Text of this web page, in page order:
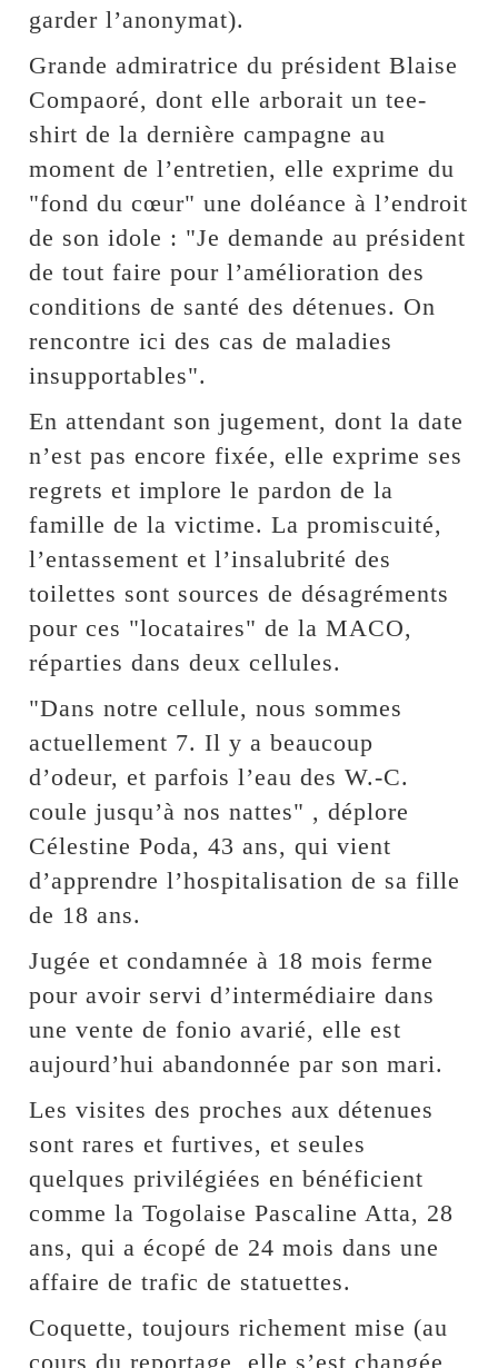
garder l’anonymat).
Grande admiratrice du président Blaise
Compaoré, dont elle arborait un tee-
shirt de la dernière campagne au
moment de l’entretien, elle exprime du
"fond du cœur" une doléance à l’endroit
de son idole : "Je demande au président
de tout faire pour l’amélioration des
conditions de santé des détenues. On
rencontre ici des cas de maladies
insupportables".
En attendant son jugement, dont la date
n’est pas encore fixée, elle exprime ses
regrets et implore le pardon de la
famille de la victime. La promiscuité,
l’entassement et l’insalubrité des
toilettes sont sources de désagréments
pour ces "locataires" de la MACO,
réparties dans deux cellules.
"Dans notre cellule, nous sommes
actuellement 7. Il y a beaucoup
d’odeur, et parfois l’eau des W.-C.
coule jusqu’à nos nattes" , déplore
Célestine Poda, 43 ans, qui vient
d’apprendre l’hospitalisation de sa fille
de 18 ans.
Jugée et condamnée à 18 mois ferme
pour avoir servi d’intermédiaire dans
une vente de fonio avarié, elle est
aujourd’hui abandonnée par son mari.
Les visites des proches aux détenues
sont rares et furtives, et seules
quelques privilégiées en bénéficient
comme la Togolaise Pascaline Atta, 28
ans, qui a écopé de 24 mois dans une
affaire de trafic de statuettes.
Coquette, toujours richement mise (au
cours du reportage, elle s’est changée